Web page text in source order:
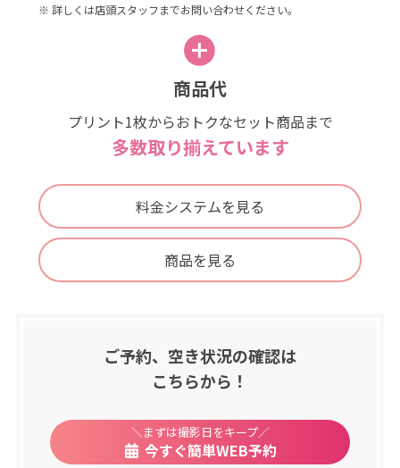
※ 詳しくは店頭スタッフまでお問い合わせください。
商品代
プリント1枚からおトクなセット商品まで
多数取り揃えています
料金システムを見る
商品を見る
ご予約、空き状況の確認は
こちらから！
＼まずは撮影日をキープ／
今すぐ簡単WEB予約